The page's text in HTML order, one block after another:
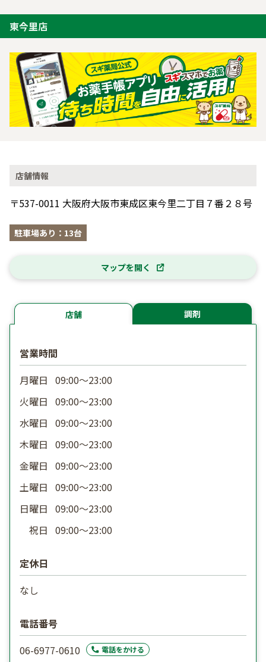
東今里店
店舗情報
〒537-0011 大阪府大阪市東成区東今里二丁目７番２８号
駐車場あり：13台
マップを開く
店舗 調剤
営業時間
月曜日 09:00〜23:00
火曜日 09:00〜23:00
水曜日 09:00〜23:00
木曜日 09:00〜23:00
金曜日 09:00〜23:00
土曜日 09:00〜23:00
日曜日 09:00〜23:00
祝日 09:00〜23:00
定休日
なし
電話番号
06-6977-0610
電話をかける